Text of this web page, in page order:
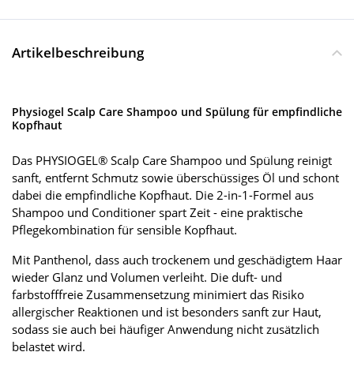
Artikelbeschreibung
Physiogel Scalp Care Shampoo und Spülung für empfindliche
Kopfhaut
Das PHYSIOGEL® Scalp Care Shampoo und Spülung reinigt
sanft, entfernt Schmutz sowie überschüssiges Öl und schont
dabei die empfindliche Kopfhaut. Die 2-in-1-Formel aus
Shampoo und Conditioner spart Zeit - eine praktische
Pflegekombination für sensible Kopfhaut.
Mit Panthenol, dass auch trockenem und geschädigtem Haar
wieder Glanz und Volumen verleiht. Die duft- und
farbstofffreie Zusammensetzung minimiert das Risiko
allergischer Reaktionen und ist besonders sanft zur Haut,
sodass sie auch bei häufiger Anwendung nicht zusätzlich
belastet wird.